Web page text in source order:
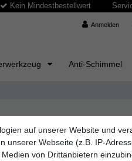
Kein Mindestbestellwert
Anmelden
Anti-Schimmel
Angebote und genießen
auf unserer Website und
unserer Webseite (z.B. IP-
von Drittanbietern